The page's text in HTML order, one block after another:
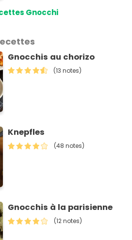
Gnocchi
Gnocchis au chorizo
(13 notes)
Knepfles
(48 notes)
Gnocchis à la parisienne
(12 notes)